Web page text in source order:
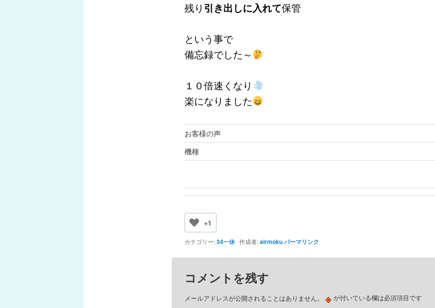
残り 引き出しに入れて保管
という事で
備忘録でした～
１０倍速くなり
楽になりました
お客様の声
機種
+1
カテゴリー:34一休作成者:airmokuパーマリンク
コメントを残す
メールアドレスが公開されることはありません。 ※が付いている欄は必須項目です